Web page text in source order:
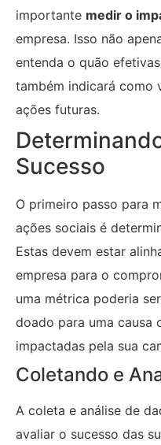
importante medir o
empresa. Isso não
entenda o quão
também indicará como
ações futuras.
Sucesso
O primeiro passo para
ações sociais é
Estas devem estar
empresa para o
uma métrica poderia
doado para uma causa
impactadas pela sua
Coletando e
A coleta e análise de
avaliar o sucesso das